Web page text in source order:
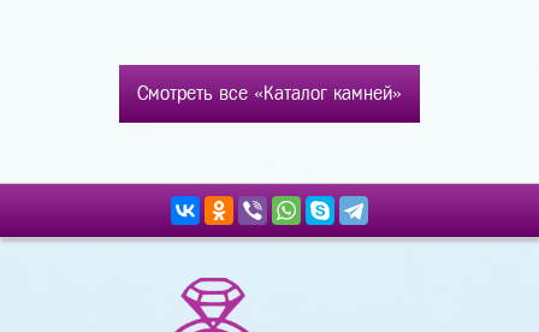
Смотреть все «Каталог камней»